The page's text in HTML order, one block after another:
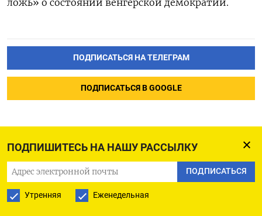
ПОДПИШИТЕСЬ НА НАШУ РАССЫЛКУ
ПОДПИСАТЬСЯ
Утренняя Еженедельная
ложь» о состоянии венгерской демократии.
ПОДПИСАТЬСЯ НА ТЕЛЕГРАМ
ПОДПИСАТЬСЯ В GOOGLE
Бывших руководителей
«Балтики» арестовали